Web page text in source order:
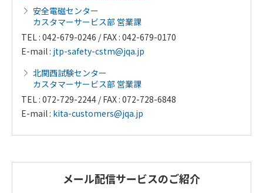
安全電磁センター
カスタマーサービス部 営業課
TEL : 042-679-0246 / FAX : 042-679-0170
E-mail : jtp-safety-cstm@jqa.jp
北関西試験センター
カスタマーサービス部 営業課
TEL : 072-729-2244 / FAX : 072-728-6848
E-mail : kita-customers@jqa.jp
メール配信サービスのご紹介